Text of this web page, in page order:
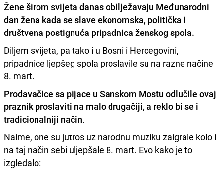
Žene širom svijeta danas obilježavaju Međunarodni
dan žena kada se slave ekonomska, politička i
društvena postignuća pripadnica ženskog spola.
Diljem svijeta, pa tako i u Bosni i Hercegovini,
pripadnice ljepšeg spola proslavile su na razne načine
8. mart.
Prodavačice sa pijace u Sanskom Mostu odlučile ovaj
praznik proslaviti na malo drugačiji, a reklo bi se i
tradicionalniji način.
Naime, one su jutros uz narodnu muziku zaigrale kolo i
na taj način sebi uljepšale 8. mart. Evo kako je to
izgledalo: